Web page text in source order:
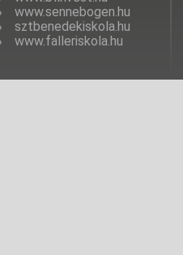
www.sennebogen.hu
sztbenedekiskola.hu
www.falleriskola.hu